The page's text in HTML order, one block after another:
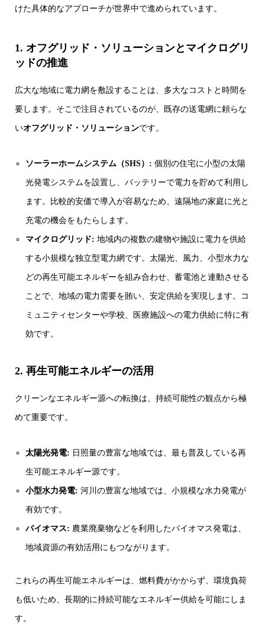
けた具体的なアプローチが世界中で進められています。
1. オフグリッド・ソリューションとマイクログリ
ッドの推進
広大な地域に電力網を敷設することは、多大なコストと時間を
要します。そこで注目されているのが、既存の送電網に頼らな
いオフグリッド・ソリューションです。
ソーラーホームシステム（SHS）: 個別の住宅に小型の太陽
光発電システムを設置し、バッテリーで電力を貯めて利用し
ます。比較的安価で導入が容易なため、遠隔地の家庭に光と
充電の機会をもたらします。
マイクログリッド: 地域内の複数の建物や施設に電力を供給
する小規模な独立型電力網です。太陽光、風力、小型水力な
どの再生可能エネルギーを組み合わせ、蓄電池と連動させる
ことで、地域の電力需要を賄い、安定供給を実現します。コ
ミュニティセンターや学校、医療施設への電力供給に特に有
効です。
2. 再生可能エネルギーの活用
クリーンなエネルギー源への転換は、持続可能性の観点から極
めて重要です。
太陽光発電: 日照量の豊富な地域では、最も普及している再
生可能エネルギー源です。
小型水力発電: 河川の豊富な地域では、小規模な水力発電が
有効です。
バイオマス: 農業廃棄物などを利用したバイオマス発電は、
地域資源の有効活用にもつながります。
これらの再生可能エネルギーは、燃料費がかからず、環境負荷
も低いため、長期的に持続可能なエネルギー供給を可能にしま
す。